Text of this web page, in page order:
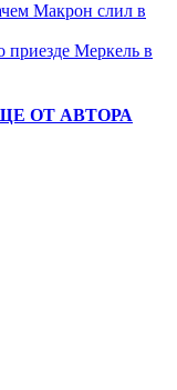
Макрон слил в
приезде Меркель в
ОТ АВТОРА